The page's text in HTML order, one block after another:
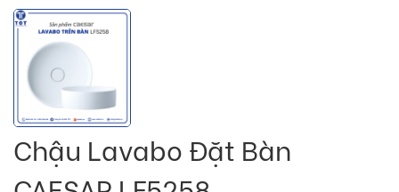
Chậu Lavabo Đặt Bàn